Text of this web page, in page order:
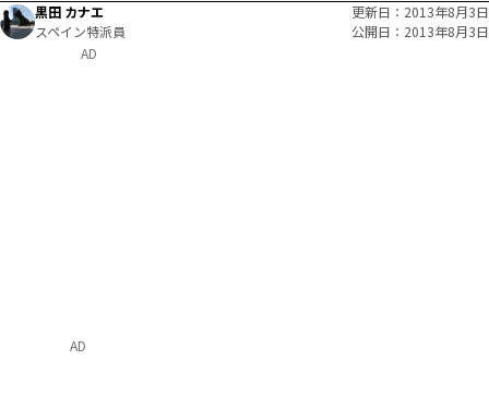
黒田 カナエ
スペイン特派員
更新日
2013年8月3日
公開日
2013年8月3日
AD
AD